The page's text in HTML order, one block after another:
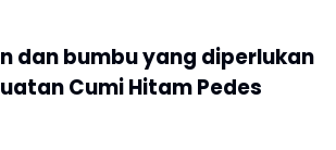
dan bumbu yang diperlukan
Cumi Hitam Pedes